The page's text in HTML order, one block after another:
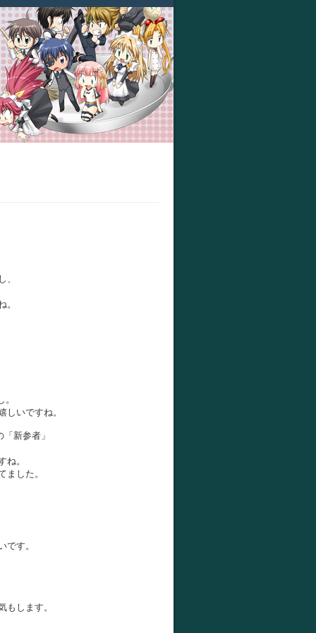
、
。
いですね。
新参者」
ね。
した。
です。
します。